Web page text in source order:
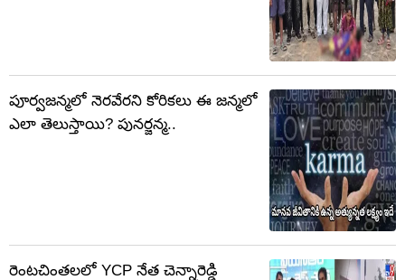
పూర్వజన్మలో నెరవేరని కోరికలు ఈ జన్మలో
ఎలా తెలుస్తాయి? పునర్జన్మ..
రెంటచింతలలో YCP నేత చెన్నారెడ్డి